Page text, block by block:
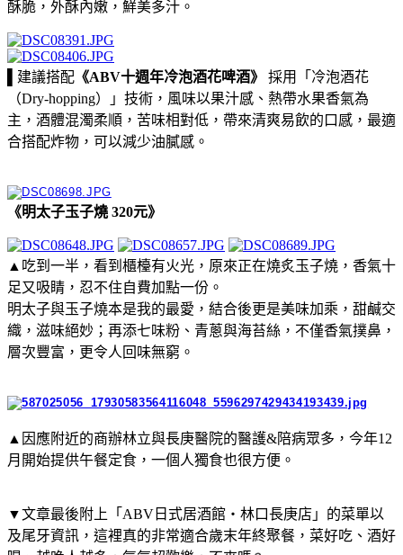
酥脆，外酥內嫩，鮮美多汁。
▌建議搭配 《ABV十週年冷泡酒花啤酒》
採用「冷泡酒花
（Dry-hopping）」技術，風味以果汁感、熱帶水果香氣為
主，酒體混濁柔順，苦味相對低，帶來清爽易飲的口感，最適
合搭配炸物，可以減少油膩感。
《明太子玉子燒 320元》
▲吃到一半，看到櫃檯有火光，原來正在燒炙玉子燒，香氣十
足又吸睛，忍不住自費加點一份。
明太子與玉子燒本是我的最愛，結合後更是美味加乘，甜鹹交
織，滋味絕妙；再添七味粉、青蔥與海苔絲，不僅香氣撲鼻，
層次豐富，更令人回味無窮。
▲因應附近的商辦林立與長庚醫院的醫護&陪病眾多，今年12
月開始提供午餐定食，一個人獨食也很方便。
▼文章最後附上「ABV日式居酒館・林口長庚店」的菜單以
及尾牙資訊，這裡真的非常適合歲末年終聚餐，菜好吃、酒好